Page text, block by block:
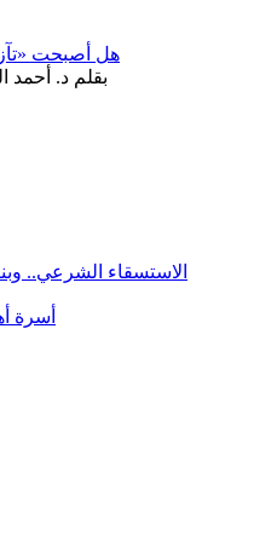
هل أصبحت
الاستسقاء الشرعي..
أسرة